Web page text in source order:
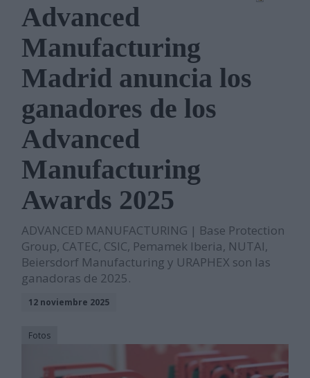
Advanced
Manufacturing
Madrid anuncia los
ganadores de los
Advanced
Manufacturing
Awards 2025
ADVANCED MANUFACTURING | Base Protection
Group, CATEC, CSIC, Pemamek Iberia, NUTAI,
Beiersdorf Manufacturing y URAPHEX son las
ganadoras de 2025.
12 noviembre 2025
Fotos